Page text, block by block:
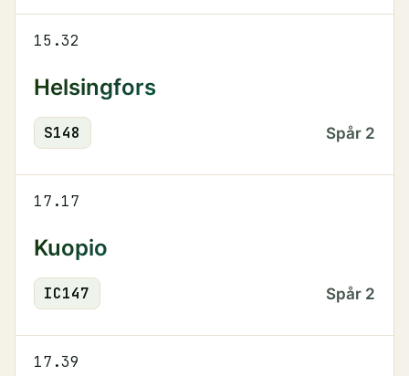
15.32
Helsingfors
S148 Spår 2
17.17
Kuopio
IC147 Spår 2
17.39